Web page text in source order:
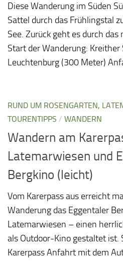
Diese Wanderung im Süden
Sattel durch das Frühlingstal
See. Zurück geht es durch
Start der Wanderung:
Leuchtenburg (300 Meter)
RUND UM ROSENGARTEN,
TOURENTIPPS / WANDERN
Wandern am
Latemarwiesen und
Bergkino (leicht)
Vom Karerpass aus erreicht
Wanderung das Eggentaler
Latemarwiesen – einen
als Outdoor-Kino gestaltet ist.
Karerpass Anfahrt mit dem